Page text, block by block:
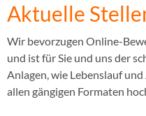
Aktuelle
Wir bevorzugen Online-
und ist für Sie und uns der
Anlagen, wie Lebenslauf
allen gängigen Formaten